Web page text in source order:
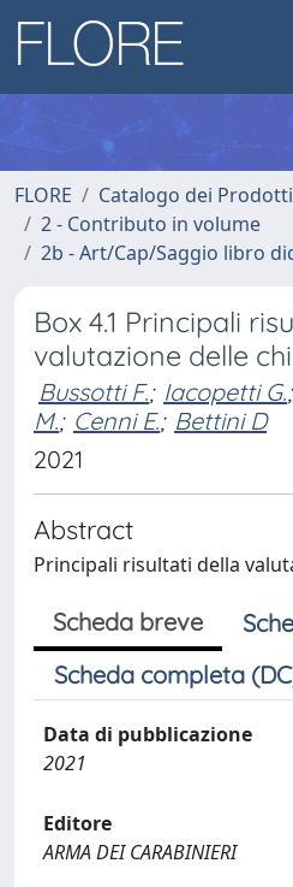
FLORE
Catalogo dei
2 - Contributo in volume
2b - Art/Cap/Saggio libro
Box 4.1 Principali
valutazione delle
Bussotti F.; Iacopetti G.;
M.; Cenni E.; Bettini D
2021
Abstract
Principali risultati della
Scheda breve
Scheda completa
Data di pubblicazione
2021
Editore
ARMA DEI CARABINIERI